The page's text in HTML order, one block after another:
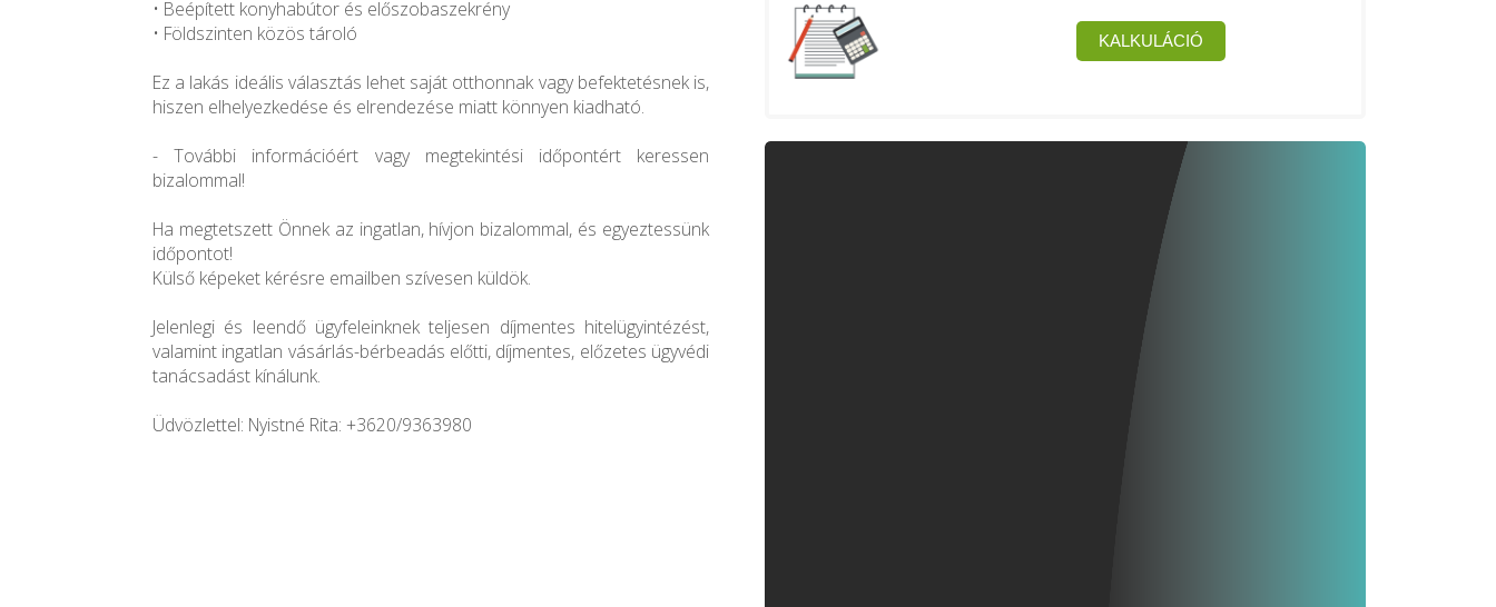
• Beépített konyhabútor és előszobaszekrény
• Földszinten közös tároló
Ez a lakás ideális választás lehet saját otthonnak vagy befektetésnek is,
hiszen elhelyezkedése és elrendezése miatt könnyen kiadható.
- További információért vagy megtekintési időpontért keressen
bizalommal!
Ha megtetszett Önnek az ingatlan, hívjon bizalommal, és egyeztessünk
időpontot!
Külső képeket kérésre emailben szívesen küldök.
Jelenlegi és leendő ügyfeleinknek teljesen díjmentes hitelügyintézést,
valamint ingatlan vásárlás-bérbeadás előtti, díjmentes, előzetes ügyvédi
tanácsadást kínálunk.
Üdvözlettel: Nyistné Rita: +3620/9363980